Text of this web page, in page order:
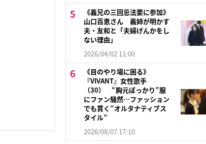
《義兄の三回忌法要に参加》
山口百恵さん 義姉が明かす
夫・友和と「夫婦げんかをし
ない理由」
2026/04/02 11:00
《目のやり場に困る》
『VIVANT』女性歌手
（30） “胸元ぽっかり”服
にファン騒然…ファッション
でも貫く“オルタナティブス
タイル”
2026/08/07 17:10